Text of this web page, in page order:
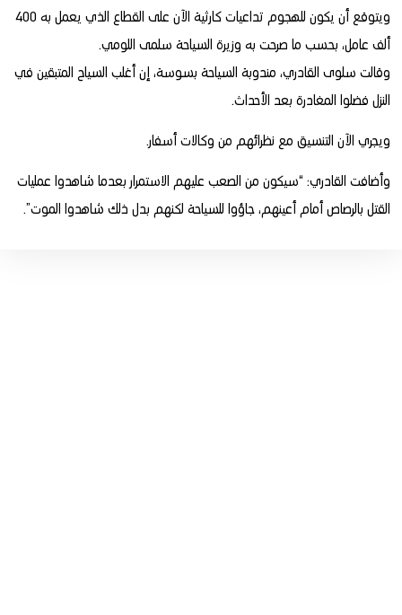
ويتوقع أن يكون للهجوم تداعيات كارثية الآن على القطاع الذي يعمل به 400
ألف عامل، بحسب ما صرحت به وزيرة السياحة سلمى اللومي.
وقالت سلوى القادري، مندوبة السياحة بسوسة، إن أغلب السياح المتبقين في
النزل فضلوا المغادرة بعد الأحداث.
ويجري الآن التنسيق مع نظرائهم من وكالات أسفار.
وأضافت القادري: “سيكون من الصعب عليهم الاستمرار بعدما شاهدوا عمليات
القتل بالرصاص أمام أعينهم، جاؤوا للسياحة لكنهم بدل ذلك شاهدوا الموت”.